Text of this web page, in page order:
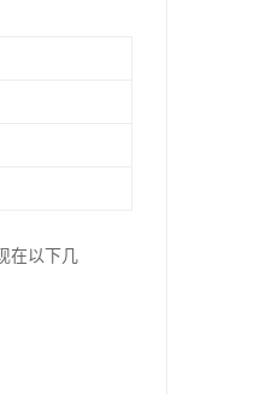
在以下几